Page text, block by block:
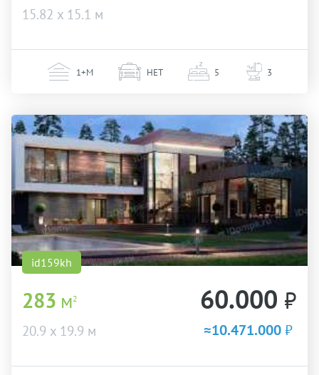
15.82 х 15.1 м
1+М НЕТ 5 3
id159kh
283 м2
20.9 х 19.9 м
60.000 ₽
≈10.471.000₽